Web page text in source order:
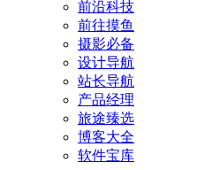
前沿科技
前往摸鱼
摄影必备
设计导航
站长导航
产品经理
旅途臻选
博客大全
软件宝库